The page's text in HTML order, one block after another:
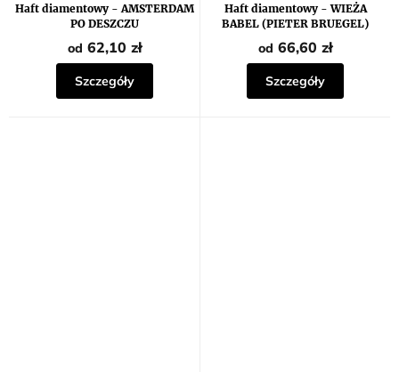
Haft diamentowy - AMSTERDAM
PO DESZCZU
od 62,10 zł
Szczegóły
Haft diamentowy - WIEŻA
BABEL (PIETER BRUEGEL)
od 66,60 zł
Szczegóły